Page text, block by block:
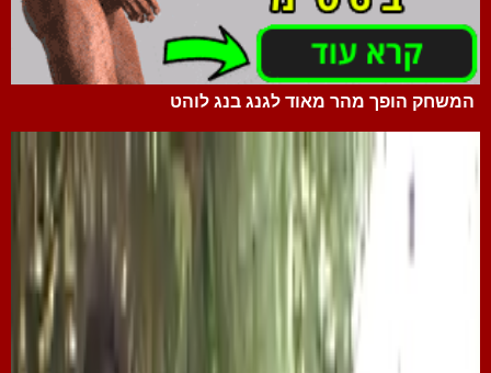
המשחק הופך מהר מאוד לגנג בנג לוהט